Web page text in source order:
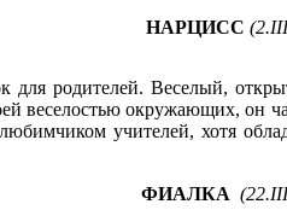
НАРЦИСС
для родителей. Веселый,
веселостью окружающих,
учителей, хотя
ФИАЛКА